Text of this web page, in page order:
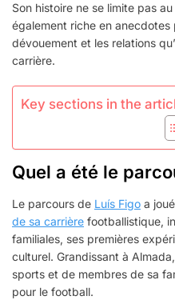
Son histoire ne se limite pas
également riche en
dévouement et les relations
carrière.
Key sections in the
Quel a été le
Le parcours de Luís Figo a
de sa carrière footballistique,
familiales, ses premières
culturel. Grandissant à
sports et de membres de sa
pour le football.